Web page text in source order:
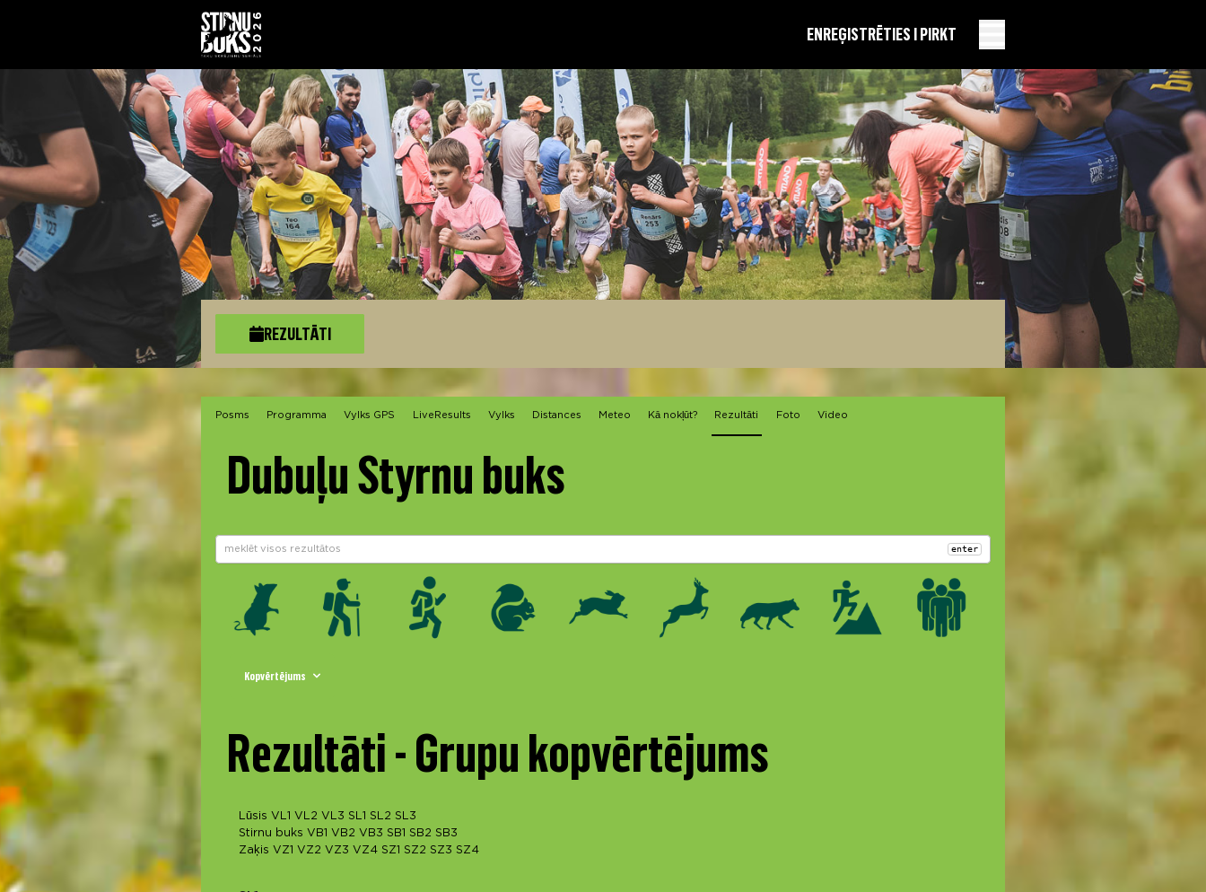
ENREĢISTRĒTIES I PIRKT
REZULTĀTI
Posms Programma Vylks GPS LiveResults Vylks Distances Meteo Kā nokļūt? Rezultāti Foto Video
Dubuļu Styrnu buks
enter
Kopvērtējums
Rezultāti - Grupu kopvērtējums
Lūsis VL1 VL2 VL3 SL1 SL2 SL3
Stirnu buks VB1 VB2 VB3 SB1 SB2 SB3
Zaķis VZ1 VZ2 VZ3 VZ4 SZ1 SZ2 SZ3 SZ4